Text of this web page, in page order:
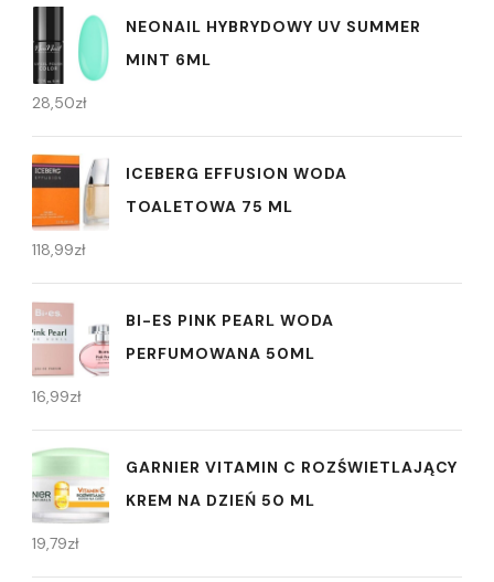
NEONAIL HYBRYDOWY UV SUMMER
MINT 6ML
28,50zł
ICEBERG EFFUSION WODA
TOALETOWA 75 ML
118,99zł
BI-ES PINK PEARL WODA
PERFUMOWANA 50ML
16,99zł
GARNIER VITAMIN C ROZŚWIETLAJĄCY
KREM NA DZIEŃ 50 ML
19,79zł